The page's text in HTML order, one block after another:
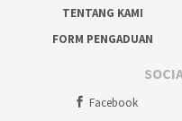
TENTANG KAMI
FORM PENGADUAN
Facebook